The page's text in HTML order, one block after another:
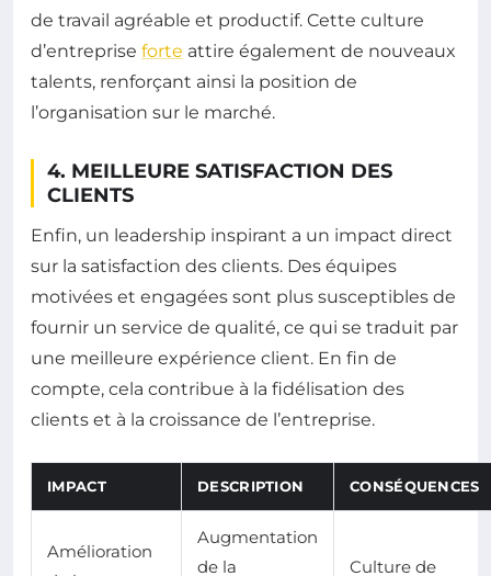
de travail agréable et productif. Cette culture
d’entreprise forte attire également de nouveaux
talents, renforçant ainsi la position de
l’organisation sur le marché.
4. MEILLEURE SATISFACTION DES
CLIENTS
Enfin, un leadership inspirant a un impact direct
sur la satisfaction des clients. Des équipes
motivées et engagées sont plus susceptibles de
fournir un service de qualité, ce qui se traduit par
une meilleure expérience client. En fin de
compte, cela contribue à la fidélisation des
clients et à la croissance de l’entreprise.
IMPACT DESCRIPTION CONSÉQUENCES
Amélioration
Augmentation
de la
Culture de